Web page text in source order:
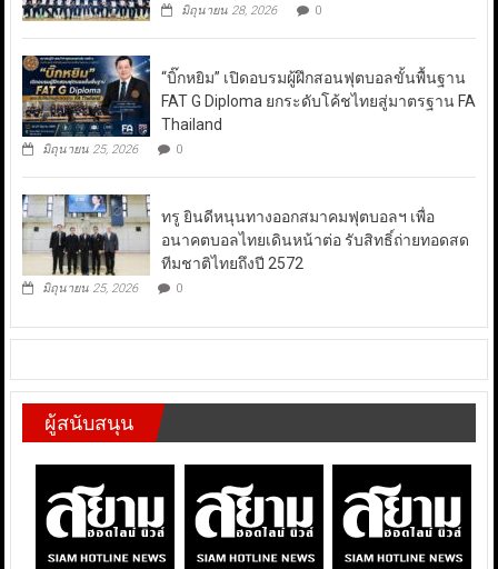
มิถุนายน 28, 2026 0
“บิ๊กหยิม” เปิดอบรมผู้ฝึกสอนฟุตบอลขั้นพื้นฐาน
FAT G Diploma ยกระดับโค้ชไทยสู่มาตรฐาน FA
Thailand
มิถุนายน 25, 2026 0
ทรู ยินดีหนุนทางออกสมาคมฟุตบอลฯ เพื่อ
อนาคตบอลไทยเดินหน้าต่อ รับสิทธิ์ถ่ายทอดสด
ทีมชาติไทยถึงปี 2572
มิถุนายน 25, 2026 0
ผู้สนับสนุน